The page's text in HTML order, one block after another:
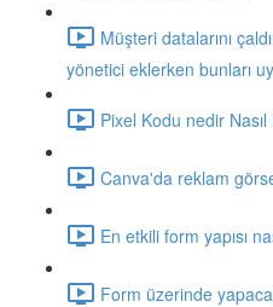
Müşteri datalarını
yönetici eklerken bunları
Pixel Kodu nedir
Canva'da reklam
En etkili form yapısı
Form üzerinde